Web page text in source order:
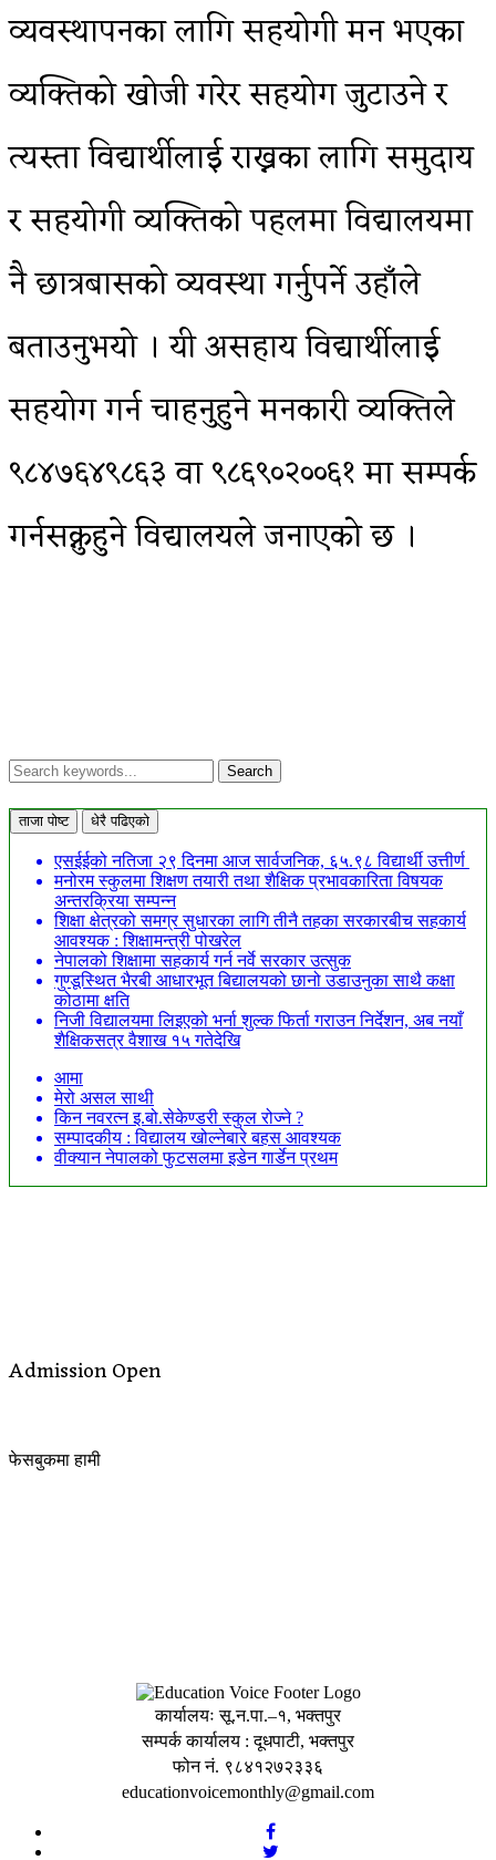
व्यवस्थापनका लागि सहयोगी मन भएका
व्यक्तिको खोजी गरेर सहयोग जुटाउने र
त्यस्ता विद्यार्थीलाई राख्नका लागि समुदाय
र सहयोगी व्यक्तिको पहलमा विद्यालयमा
नै छात्रबासको व्यवस्था गर्नुपर्ने उहाँले
बताउनुभयो । यी असहाय विद्यार्थीलाई
सहयोग गर्न चाहनुहुने मनकारी व्यक्तिले
९८४७६४९८६३ वा ९८६९०२००६१ मा सम्पर्क
गर्नसक्नुहुने विद्यालयले जनाएको छ ।
ताजा पोष्ट धेरै पढिएको
एसईईको नतिजा २९ दिनमा आज सार्वजनिक, ६५.९८ विद्यार्थी उत्तीर्ण
मनोरम स्कुलमा शिक्षण तयारी तथा शैक्षिक प्रभावकारिता विषयक
अन्तरक्रिया सम्पन्न
शिक्षा क्षेत्रको समग्र सुधारका लागि तीनै तहका सरकारबीच सहकार्य
आवश्यक : शिक्षामन्त्री पोखरेल
नेपालको शिक्षामा सहकार्य गर्न नर्वे सरकार उत्सुक
गुण्डूस्थित भैरबी आधारभूत बिद्यालयको छानो उडाउनुका साथै कक्षा
कोठामा क्षति
निजी विद्यालयमा लिइएको भर्ना शुल्क फिर्ता गराउन निर्देशन, अब नयाँ
शैक्षिकसत्र वैशाख १५ गतेदेखि
आमा
मेरो असल साथी
किन नवरत्न इ.बो.सेकेण्डरी स्कुल रोज्ने ?
सम्पादकीय : विद्यालय खोल्नेबारे बहस आवश्यक
वीक्यान नेपालको फुटसलमा इडेन गार्डेन प्रथम
Admission Open
फेसबुकमा हामी
कार्यालयः सू.न.पा.–१, भक्तपुर
सम्पर्क कार्यालय : दूधपाटी, भक्तपुर
फोन नं. ९८४१२७२३३६
educationvoicemonthly@gmail.com